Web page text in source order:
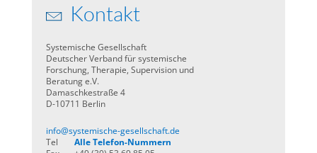
Kontakt
Systemische Gesellschaft
Deutscher Verband für systemische
Forschung, Therapie, Supervision und
Beratung e.V.
Damaschkestraße 4
D-10711 Berlin
info@systemische-gesellschaft.de
Tel
Alle Telefon-Nummern